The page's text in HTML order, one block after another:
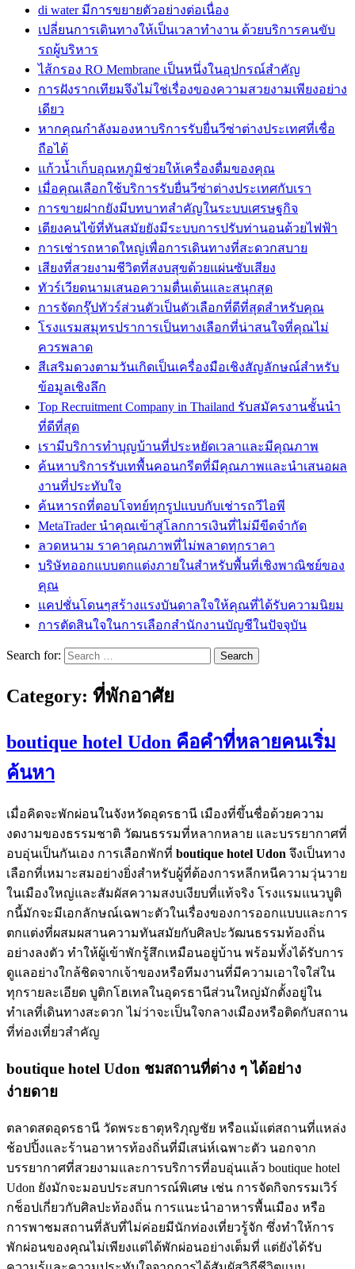
di water มีการขยายตัวอย่างต่อเนื่อง
เปลี่ยนการเดินทางให้เป็นเวลาทำงาน ด้วยบริการคนขับ
รถผู้บริหาร
ไส้กรอง RO Membrane เป็นหนึ่งในอุปกรณ์สำคัญ
การฝังรากเทียมจึงไม่ใช่เรื่องของความสวยงามเพียงอย่าง
เดียว
หากคุณกำลังมองหาบริการรับยื่นวีซ่าต่างประเทศที่เชื่อ
ถือได้
แก้วน้ำเก็บอุณหภูมิช่วยให้เครื่องดื่มของคุณ
เมื่อคุณเลือกใช้บริการรับยื่นวีซ่าต่างประเทศกับเรา
การขายฝากยังมีบทบาทสำคัญในระบบเศรษฐกิจ
เตียงคนไข้ที่ทันสมัยยังมีระบบการปรับท่านอนด้วยไฟฟ้า
การเช่ารถหาดใหญ่เพื่อการเดินทางที่สะดวกสบาย
เสียงที่สวยงามชีวิตที่สงบสุขด้วยแผ่นซับเสียง
ทัวร์เวียดนามเสนอความตื่นเต้นและสนุกสุด
การจัดกรุ๊ปทัวร์ส่วนตัวเป็นตัวเลือกที่ดีที่สุดสำหรับคุณ
โรงแรมสมุทรปราการเป็นทางเลือกที่น่าสนใจที่คุณไม่
ควรพลาด
สีเสริมดวงตามวันเกิดเป็นเครื่องมือเชิงสัญลักษณ์สำหรับ
ข้อมูลเชิงลึก
Top Recruitment Company in Thailand รับสมัครงานชั้นนำ
ที่ดีที่สุด
เรามีบริการทำบุญบ้านที่ประหยัดเวลาและมีคุณภาพ
ค้นหาบริการรับเทพื้นคอนกรีตที่มีคุณภาพและนำเสนอผล
งานที่ประทับใจ
ค้นหารถที่ตอบโจทย์ทุกรูปแบบกับเช่ารถวีไอพี
MetaTrader นำคุณเข้าสู่โลกการเงินที่ไม่มีขีดจำกัด
ลวดหนาม ราคาคุณภาพที่ไม่พลาดทุกราคา
บริษัทออกแบบตกแต่งภายในสำหรับพื้นที่เชิงพาณิชย์ของ
คุณ
แคปชั่นโดนๆสร้างแรงบันดาลใจให้คุณที่ได้รับความนิยม
การตัดสินใจในการเลือกสำนักงานบัญชีในปัจจุบัน
Search for:
Category: ที่พักอาศัย
boutique hotel Udon คือคำที่หลายคนเริ่ม
ค้นหา
เมื่อคิดจะพักผ่อนในจังหวัดอุดรธานี เมืองที่ขึ้นชื่อด้วยความ
งดงามของธรรมชาติ วัฒนธรรมที่หลากหลาย และบรรยากาศที่
อบอุ่นเป็นกันเอง การเลือกพักที่ boutique hotel Udon จึงเป็นทาง
เลือกที่เหมาะสมอย่างยิ่งสำหรับผู้ที่ต้องการหลีกหนีความวุ่นวาย
ในเมืองใหญ่และสัมผัสความสงบเงียบที่แท้จริง โรงแรมแนวบูติ
กนี้มักจะมีเอกลักษณ์เฉพาะตัวในเรื่องของการออกแบบและการ
ตกแต่งที่ผสมผสานความทันสมัยกับศิลปะวัฒนธรรมท้องถิ่น
อย่างลงตัว ทำให้ผู้เข้าพักรู้สึกเหมือนอยู่บ้าน พร้อมทั้งได้รับการ
ดูแลอย่างใกล้ชิดจากเจ้าของหรือทีมงานที่มีความเอาใจใส่ใน
ทุกรายละเอียด บูติกโฮเทลในอุดรธานีส่วนใหญ่มักตั้งอยู่ใน
ทำเลที่เดินทางสะดวก ไม่ว่าจะเป็นใจกลางเมืองหรือติดกับสถาน
ที่ท่องเที่ยวสำคัญ
boutique hotel Udon ชมสถานที่ต่าง ๆ ได้อย่าง
ง่ายดาย
ตลาดสดอุดรธานี วัดพระธาตุหริภุญชัย หรือแม้แต่สถานที่แหล่ง
ช้อปปิ้งและร้านอาหารท้องถิ่นที่มีเสน่ห์เฉพาะตัว นอกจาก
บรรยากาศที่สวยงามและการบริการที่อบอุ่นแล้ว boutique hotel
Udon ยังมักจะมอบประสบการณ์พิเศษ เช่น การจัดกิจกรรมเวิร์
กช็อปเกี่ยวกับศิลปะท้องถิ่น การแนะนำอาหารพื้นเมือง หรือ
การพาชมสถานที่ลับที่ไม่ค่อยมีนักท่องเที่ยวรู้จัก ซึ่งทำให้การ
พักผ่อนของคุณไม่เพียงแต่ได้พักผ่อนอย่างเต็มที่ แต่ยังได้รับ